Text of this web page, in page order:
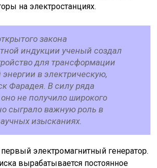
на электростанциях.
закона
индукции ученый создал
для трансформации
в электрическую,
Фарадея. В силу ряда
не получило широкого
сыграло важную роль в
изысканиях.
электромагнитный генератор.
вырабатывается постоянное